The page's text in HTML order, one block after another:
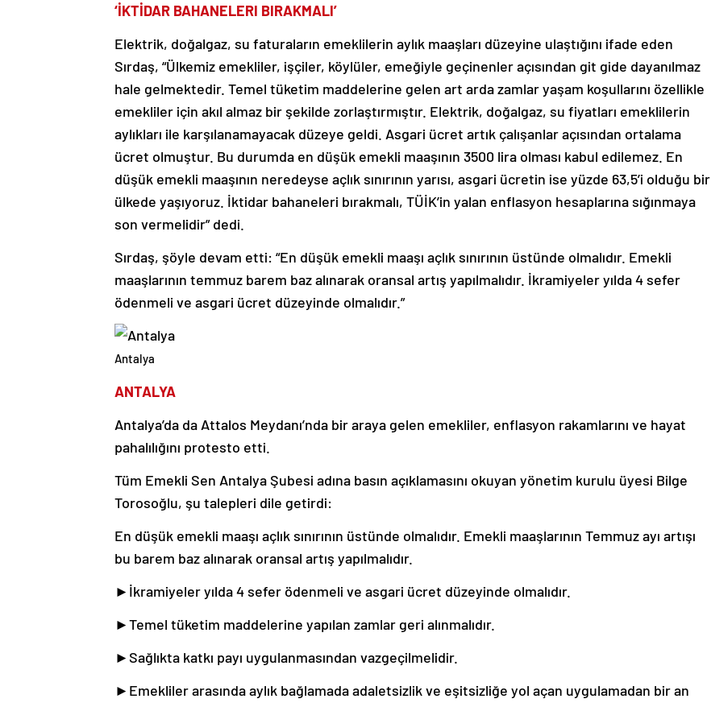
‘İKTİDAR BAHANELERI BIRAKMALI’
Elektrik, doğalgaz, su faturaların emeklilerin aylık maaşları düzeyine ulaştığını ifade eden
Sırdaş, “Ülkemiz emekliler, işçiler, köylüler, emeğiyle geçinenler açısından git gide dayanılmaz
hale gelmektedir. Temel tüketim maddelerine gelen art arda zamlar yaşam koşullarını özellikle
emekliler için akıl almaz bir şekilde zorlaştırmıştır. Elektrik, doğalgaz, su fiyatları emeklilerin
aylıkları ile karşılanamayacak düzeye geldi. Asgari ücret artık çalışanlar açısından ortalama
ücret olmuştur. Bu durumda en düşük emekli maaşının 3500 lira olması kabul edilemez. En
düşük emekli maaşının neredeyse açlık sınırının yarısı, asgari ücretin ise yüzde 63,5’i olduğu bir
ülkede yaşıyoruz. İktidar bahaneleri bırakmalı, TÜİK’in yalan enflasyon hesaplarına sığınmaya
son vermelidir” dedi.
Sırdaş, şöyle devam etti: “En düşük emekli maaşı açlık sınırının üstünde olmalıdır. Emekli
maaşlarının temmuz barem baz alınarak oransal artış yapılmalıdır. İkramiyeler yılda 4 sefer
ödenmeli ve asgari ücret düzeyinde olmalıdır.”
Antalya
ANTALYA
Antalya’da da Attalos Meydanı’nda bir araya gelen emekliler, enflasyon rakamlarını ve hayat
pahalılığını protesto etti.
Tüm Emekli Sen Antalya Şubesi adına basın açıklamasını okuyan yönetim kurulu üyesi Bilge
Torosoğlu, şu talepleri dile getirdi:
En düşük emekli maaşı açlık sınırının üstünde olmalıdır. Emekli maaşlarının Temmuz ayı artışı
bu barem baz alınarak oransal artış yapılmalıdır.
►İkramiyeler yılda 4 sefer ödenmeli ve asgari ücret düzeyinde olmalıdır.
►Temel tüketim maddelerine yapılan zamlar geri alınmalıdır.
►Sağlıkta katkı payı uygulanmasından vazgeçilmelidir.
►Emekliler arasında aylık bağlamada adaletsizlik ve eşitsizliğe yol açan uygulamadan bir an